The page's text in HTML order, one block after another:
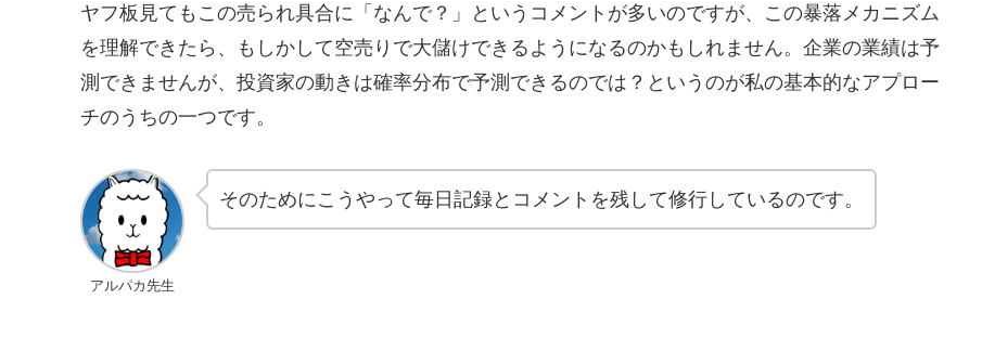
ヤフ板見てもこの売られ具合に「なんで？」というコメントが多いのですが、この暴落メカニズム
を理解できたら、もしかして空売りで大儲けできるようになるのかもしれません。企業の業績は予
測できませんが、投資家の動きは確率分布で予測できるのでは？というのが私の基本的なアプロー
チのうちの一つです。
アルパカ先生
そのためにこうやって毎日記録とコメントを残して修行しているのです。